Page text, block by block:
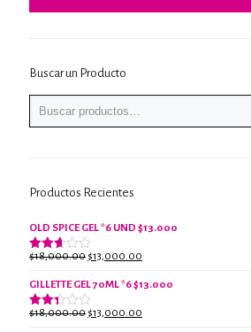
Buscar un Producto
Productos Recientes
OLD SPICE GEL *6 UND $13.000
Valorado
2.61
de 5
$18,000.00 El
original
era:
$13,000.00
actual
GILLETTE GEL 70ML *6 $13.000
Valorado
$18,000.00 El
$13,000.00